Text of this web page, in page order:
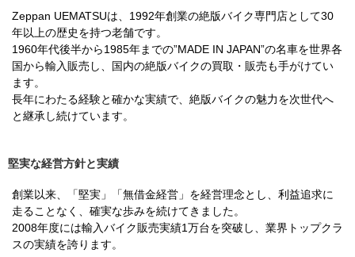
Zeppan UEMATSUは、1992年創業の絶版バイク専門店として30
年以上の歴史を持つ老舗です。
1960年代後半から1985年までの”MADE IN JAPAN”の名車を世界各
国から輸入販売し、国内の絶版バイクの買取・販売も手がけてい
ます。
長年にわたる経験と確かな実績で、絶版バイクの魅力を次世代へ
と継承し続けています。
堅実な経営方針と実績
創業以来、「堅実」「無借金経営」を経営理念とし、利益追求に
走ることなく、確実な歩みを続けてきました。
2008年度には輸入バイク販売実績1万台を突破し、業界トップクラ
スの実績を誇ります。